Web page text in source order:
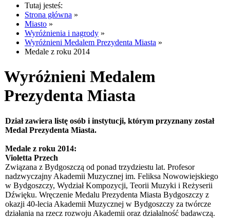
Tutaj jesteś:
Strona główna »
Miasto »
Wyróżnienia i nagrody »
Wyróżnieni Medalem Prezydenta Miasta »
Medale z roku 2014
Wyróżnieni Medalem
Prezydenta Miasta
Dział zawiera listę osób i instytucji, którym przyznany został
Medal Prezydenta Miasta.
Medale z roku 2014:
Violetta Przech
Związana z Bydgoszczą od ponad trzydziestu lat. Profesor
nadzwyczajny Akademii Muzycznej im. Feliksa Nowowiejskiego
w Bydgoszczy, Wydział Kompozycji, Teorii Muzyki i Reżyserii
Dźwięku. Wręczenie Medalu Prezydenta Miasta Bydgoszczy z
okazji 40-lecia Akademii Muzycznej w Bydgoszczy za twórcze
działania na rzecz rozwoju Akademii oraz działalność badawczą.